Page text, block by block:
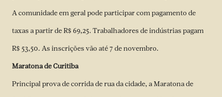
A comunidade em geral pode participar com pagamento de
taxas a partir de R$ 69,25. Trabalhadores de indústrias pagam
R$ 53,50. As inscrições vão até 7 de novembro.
Maratona de Curitiba
Principal prova de corrida de rua da cidade, a Maratona de